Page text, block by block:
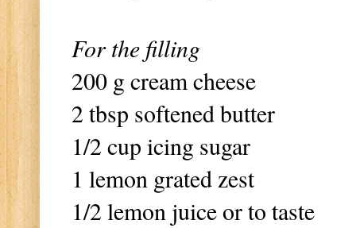
For the filling
200 g cream cheese
2 tbsp softened butter
1/2 cup icing sugar
1 lemon grated zest
1/2 lemon juice or to taste